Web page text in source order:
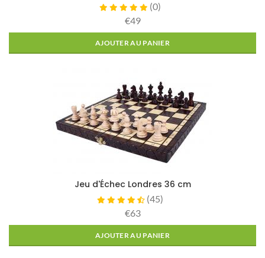
(0)
€49
AJOUTER AU PANIER
Jeu d'Échec Londres 36 cm
(45)
€63
AJOUTER AU PANIER